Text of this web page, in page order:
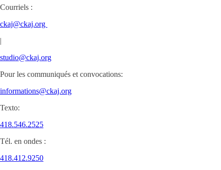
Courriels :
ckaj@ckaj.org
|
studio@ckaj.org
Pour les communiqués et convocations:
informations@ckaj.org
Texto:
418.546.2525
Tél. en ondes :
418.412.9250